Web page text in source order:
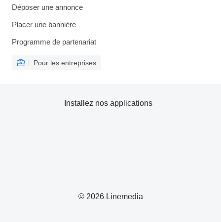
Déposer une annonce
Placer une bannière
Programme de partenariat
Pour les entreprises
© 2026 Linemedia
Installez nos applications